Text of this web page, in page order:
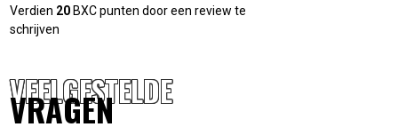
Verdien 20 BXC punten door een review te
schrijven
VEELGESTELDE
VRAGEN